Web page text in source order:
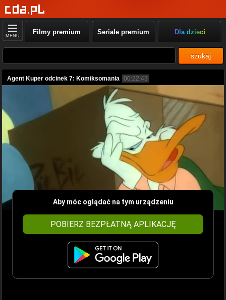
MENU Filmy premium Seriale premium Dla dzieci
szukaj
Agent Kuper odcinek 7: Komiksomania 00:22:43
Aby móc oglądać na tym urządzeniu
POBIERZ BEZPŁATNĄ APLIKACJĘ